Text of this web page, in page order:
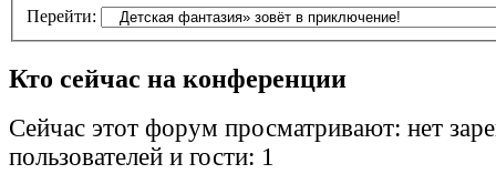
Перейти:
Кто сейчас на конференции
Сейчас этот форум просматривают: нет
пользователей и гости: 1